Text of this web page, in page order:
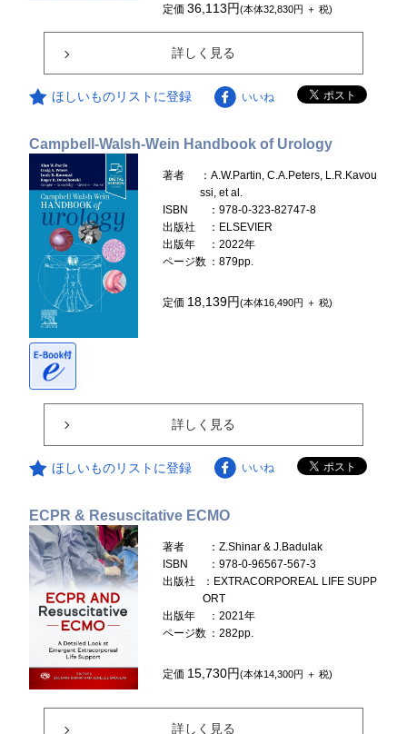
定価36,113円(本体32,830円 ＋ 税)
詳しく見る
ほしいものリストに登録 いいね
Campbell-Walsh-Wein Handbook of Urology
著者
：A.W.Partin, C.A.Peters, L.R.Kavou
ssi, et al.
ISBN
：978-0-323-82747-8
出版社
：ELSEVIER
出版年
：2022年
ページ数 ：879pp.
定価 18,139円(本体16,490円 ＋ 税)
詳しく見る
ほしいものリストに登録 いいね
ECPR & Resuscitative ECMO
著者
：Z.Shinar & J.Badulak
ISBN
：978-0-96567-567-3
出版社
：EXTRACORPOREAL LIFE SUPP
ORT
出版年
：2021年
ページ数 ：282pp.
定価 15,730円(本体14,300円 ＋ 税)
詳しく見る